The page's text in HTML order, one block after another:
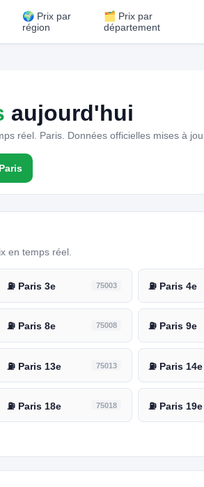
🌍 Prix par
région
🗂️ Prix par
département
aujourd'hui
réel. Paris. Données officielles mises à
Paris
en temps réel.
⛽ Paris 3e 75003 ⛽ Paris 4e
⛽ Paris 8e 75008 ⛽ Paris 9e
⛽ Paris 13e 75013 ⛽ Paris 14e
⛽ Paris 18e 75018 ⛽ Paris 19e